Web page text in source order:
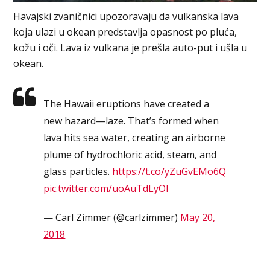
Havajski zvaničnici upozoravaju da vulkanska lava
koja ulazi u okean predstavlja opasnost po pluća,
kožu i oči. Lava iz vulkana je prešla auto-put i ušla u
okean.
The Hawaii eruptions have created a
new hazard—laze. That’s formed when
lava hits sea water, creating an airborne
plume of hydrochloric acid, steam, and
glass particles. https://t.co/yZuGvEMo6Q
pic.twitter.com/uoAuTdLyOl
— Carl Zimmer (@carlzimmer) May 20,
2018